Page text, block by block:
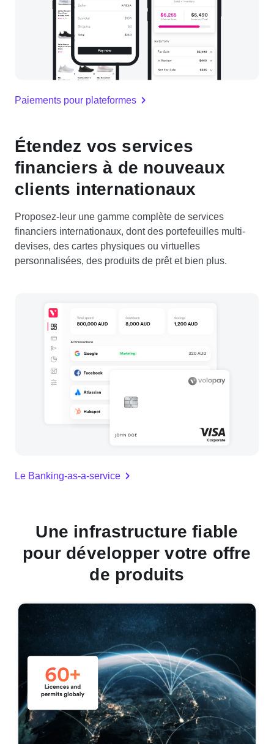
Paiements pour plateformes
Étendez vos services
financiers à de nouveaux
clients internationaux
Proposez-leur une gamme complète de services
financiers internationaux, dont des portefeuilles multi-
devises, des cartes physiques ou virtuelles
personnalisées, des produits de prêt et bien plus.
Le Banking-as-a-service
Une infrastructure fiable
pour développer votre offre
de produits